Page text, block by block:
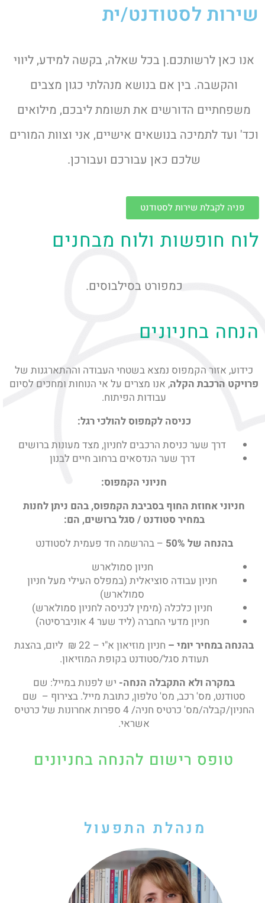
שירות לסטודנט/ית
אנו כאן לרשותכם.ן בכל שאלה, בקשה למידע, ליווי
והקשבה. בין אם בנושא מנהלתי כגון מצבים
משפחתיים הדורשים את תשומת ליבכם, מילואים
וכד' ועד לתמיכה בנושאים אישיים, אני וצוות המורים
שלכם כאן עבורכם ועבורכן.
פניה לקבלת שירות לסטודנט
לוח חופשות ולוח מבחנים
כמפורט בסילבוסים.
הנחה בחניונים
כידוע, אזור הקמפוס נמצא בשטחי העבודה וההתארגנות של
פרויקט הרכבת הקלה, אנו מצרים על אי הנוחות ומחכים לסיום
עבודות הפיתוח.
כניסה לקמפוס להולכי רגל:
דרך שער כניסת הרכבים לחניון, מצד מעונות ברושים
דרך שער הנדסאים ברחוב חיים לבנון
חניוני הקמפוס:
חניוני אחוזת החוף בסביבת הקמפוס, בהם ניתן לחנות
במחיר סטודנט / סגל ברושים, הם:
בהנחה של 50%
– בהרשמה חד פעמית לסטודנט
חניון סמולארש
חניון עבודה סוציאלית (במפלס העילי מעל חניון
סמולארש)
חניון כלכלה (מימין לכניסה לחניון סמולארש)
חניון מדעי החברה (ליד שער 4 אוניברסיטה)
בהנחה במחיר יומי –
חניון מוזיאון א"י – 22 ₪ ליום, בהצגת
תעודת סגל/סטודנט בקופת המוזיאון.
במקרה ולא התקבלה הנחה- יש לפנות במייל: שם
סטודנט, מס' רכב, מס' טלפון, כתובת מייל. בצירוף – שם
החניון/קבלה/מס' כרטיס חניה/ 4 ספרות אחרונות של כרטיס
אשראי.
טופס רישום להנחה בחניונים
מנהלת התפעול